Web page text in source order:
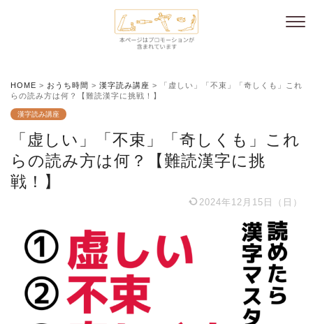
HOME > おうち時間 > 漢字読み講座 >
「虚しい」「不束」「奇しくも」これ
らの読み方は何？【難読漢字に挑戦！】
漢字読み講座
「虚しい」「不束」「奇しくも」これ
らの読み方は何？【難読漢字に挑
戦！】
2024年12月15日（日）